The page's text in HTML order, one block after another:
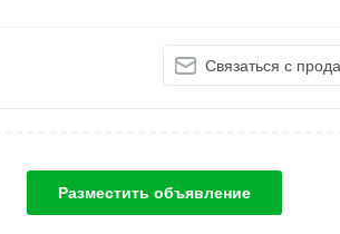
Связаться с
Разместить объявление